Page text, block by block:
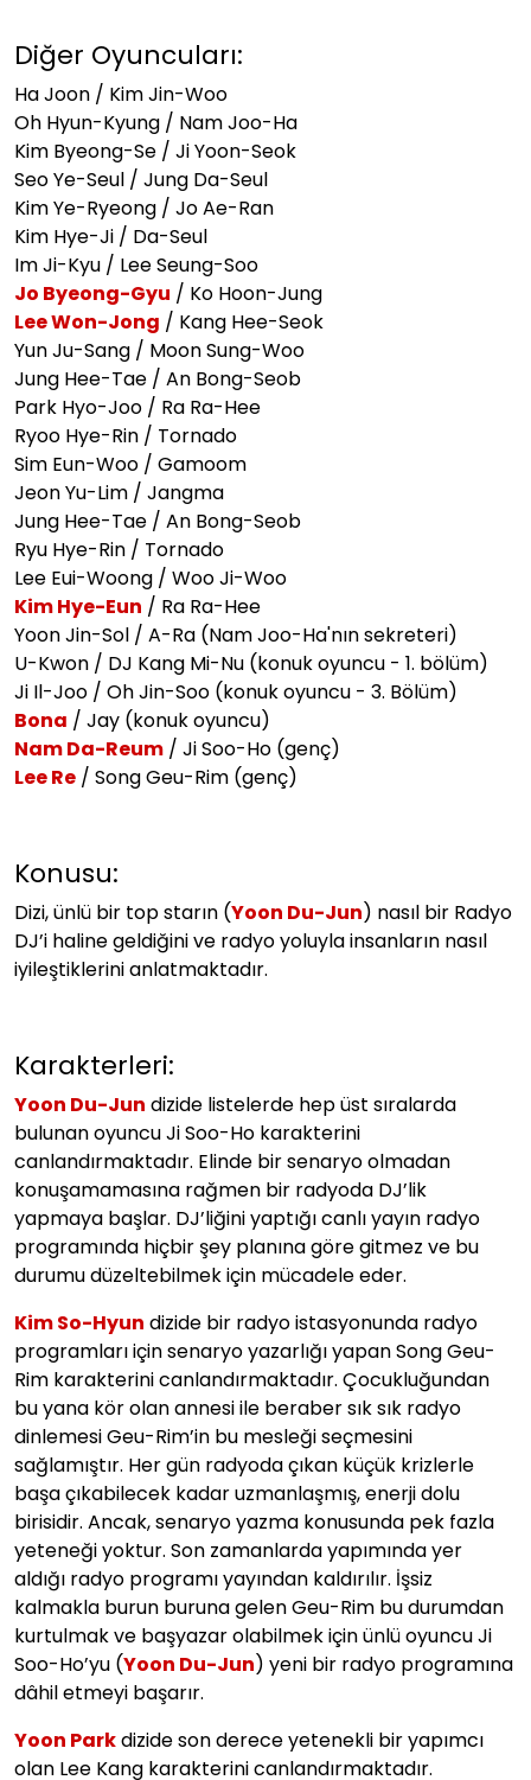
Diğer Oyuncuları:
Ha Joon / Kim Jin-Woo
Oh Hyun-Kyung / Nam Joo-Ha
Kim Byeong-Se / Ji Yoon-Seok
Seo Ye-Seul / Jung Da-Seul
Kim Ye-Ryeong / Jo Ae-Ran
Kim Hye-Ji / Da-Seul
Im Ji-Kyu / Lee Seung-Soo
Jo Byeong-Gyu / Ko Hoon-Jung
Lee Won-Jong / Kang Hee-Seok
Yun Ju-Sang / Moon Sung-Woo
Jung Hee-Tae / An Bong-Seob
Park Hyo-Joo / Ra Ra-Hee
Ryoo Hye-Rin / Tornado
Sim Eun-Woo / Gamoom
Jeon Yu-Lim / Jangma
Jung Hee-Tae / An Bong-Seob
Ryu Hye-Rin / Tornado
Lee Eui-Woong / Woo Ji-Woo
Kim Hye-Eun / Ra Ra-Hee
Yoon Jin-Sol / A-Ra (Nam Joo-Ha'nın sekreteri)
U-Kwon / DJ Kang Mi-Nu (konuk oyuncu - 1. bölüm)
Ji Il-Joo / Oh Jin-Soo (konuk oyuncu - 3. Bölüm)
Bona / Jay (konuk oyuncu)
Nam Da-Reum / Ji Soo-Ho (genç)
Lee Re / Song Geu-Rim (genç)
Konusu:
Dizi, ünlü bir top starın (Yoon Du-Jun) nasıl bir Radyo
DJ’i haline geldiğini ve radyo yoluyla insanların nasıl
iyileştiklerini anlatmaktadır.
Karakterleri:
Yoon Du-Jun dizide listelerde hep üst sıralarda
bulunan oyuncu Ji Soo-Ho karakterini
canlandırmaktadır. Elinde bir senaryo olmadan
konuşamamasına rağmen bir radyoda DJ’lik
yapmaya başlar. DJ’liğini yaptığı canlı yayın radyo
programında hiçbir şey planına göre gitmez ve bu
durumu düzeltebilmek için mücadele eder.
Kim So-Hyun dizide bir radyo istasyonunda radyo
programları için senaryo yazarlığı yapan Song Geu-
Rim karakterini canlandırmaktadır. Çocukluğundan
bu yana kör olan annesi ile beraber sık sık radyo
dinlemesi Geu-Rim’in bu mesleği seçmesini
sağlamıştır. Her gün radyoda çıkan küçük krizlerle
başa çıkabilecek kadar uzmanlaşmış, enerji dolu
birisidir. Ancak, senaryo yazma konusunda pek fazla
yeteneği yoktur. Son zamanlarda yapımında yer
aldığı radyo programı yayından kaldırılır. İşsiz
kalmakla burun buruna gelen Geu-Rim bu durumdan
kurtulmak ve başyazar olabilmek için ünlü oyuncu Ji
Soo-Ho’yu (Yoon Du-Jun) yeni bir radyo programına
dâhil etmeyi başarır.
Yoon Parkdizide son derece yetenekli bir yapımcı
olan Lee Kang karakterini canlandırmaktadır.